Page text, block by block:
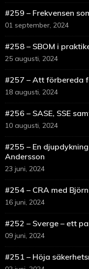
#259 – Frekvensen
01 september, 2024
#258 – SBOM i
25 augusti, 2024
#257 – Att förbereda
18 augusti, 2024
#256 – SASE, SSE
10 augusti, 2024
#255 – En
Andersson
23 juni, 2024
#254 – CRA med
16 juni, 2024
#252 – Sverge – ett
09 juni, 2024
#251 – Höja